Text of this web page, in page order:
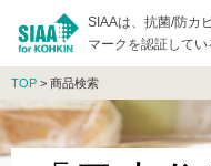
SIAAは、抗菌/防カ
マークを認証してい
TOP > 商品検索